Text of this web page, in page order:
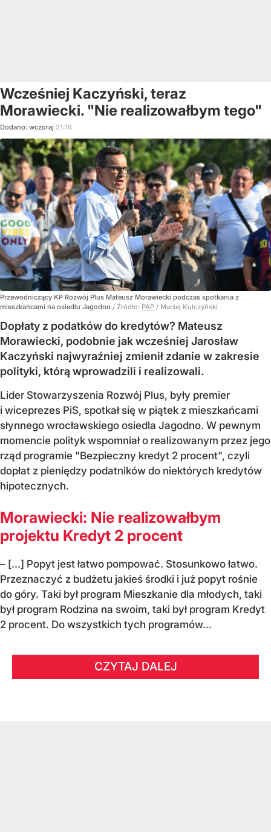
Wcześniej Kaczyński, teraz
Morawiecki. "Nie realizowałbym tego"
Dodano: wczoraj 21:16
Przewodniczący KP Rozwój Plus Mateusz Morawiecki podczas spotkania z
mieszkańcami na osiedlu Jagodno / Źródło: PAP / Maciej Kulczyński
Dopłaty z podatków do kredytów? Mateusz
Morawiecki, podobnie jak wcześniej Jarosław
Kaczyński najwyraźniej zmienił zdanie w zakresie
polityki, którą wprowadzili i realizowali.
Lider Stowarzyszenia Rozwój Plus, były premier
i wiceprezes PiS, spotkał się w piątek z mieszkańcami
słynnego wrocławskiego osiedla Jagodno. W pewnym
momencie polityk wspomniał o realizowanym przez jego
rząd programie "Bezpieczny kredyt 2 procent", czyli
dopłat z pieniędzy podatników do niektórych kredytów
hipotecznych.
Morawiecki: Nie realizowałbym
projektu Kredyt 2 procent
– [...] Popyt jest łatwo pompować. Stosunkowo łatwo.
Przeznaczyć z budżetu jakieś środki i już popyt rośnie
do góry. Taki był program Mieszkanie dla młodych, taki
był program Rodzina na swoim, taki był program Kredyt
2 procent. Do wszystkich tych programów...
CZYTAJ DALEJ